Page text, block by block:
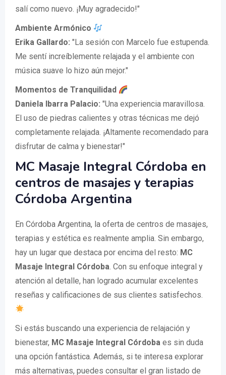
salí como nuevo. ¡Muy agradecido!"
Ambiente Armónico
Erika Gallardo: "La sesión con Marcelo fue estupenda.
Me sentí increíblemente relajada y el ambiente con
música suave lo hizo aún mejor."
Momentos de Tranquilidad
Daniela Ibarra Palacio: "Una experiencia maravillosa.
El uso de piedras calientes y otras técnicas me dejó
completamente relajada. ¡Altamente recomendado para
disfrutar de calma y bienestar!"
MC Masaje Integral Córdoba en
centros de masajes y terapias
Córdoba Argentina
En Córdoba Argentina, la oferta de centros de masajes,
terapias y estética es realmente amplia. Sin embargo,
hay un lugar que destaca por encima del resto: MC
Masaje Integral Córdoba. Con su enfoque integral y
atención al detalle, han logrado acumular excelentes
reseñas y calificaciones de sus clientes satisfechos.
Si estás buscando una experiencia de relajación y
bienestar, MC Masaje Integral Córdoba es sin duda
una opción fantástica. Además, si te interesa explorar
más alternativas, puedes consultar el gran listado de